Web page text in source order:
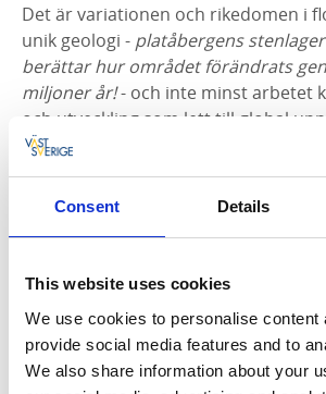
Consent Details
This website uses cookies
We use cookies to personalise content
provide social media features and to
We also share information about your
Det är variationen och rikedomen i
unik geologi - platåbergens
berättar hur området förändrats
miljoner år!- och inte minst arbetet
och utveckling som lett till global
Fokus för både biosfärområdet och
öka kunskapen om dess natur- och
bevara dem för kommande
miljömålen på lokal nivå.
Det västgötska
annatdet blommande berget
världsunikt, utan har med sin